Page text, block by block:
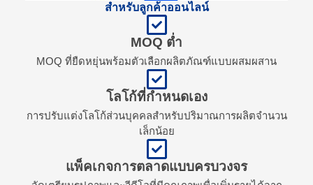
สำหรับลูกค้าออนไลน์
MOQ ต่ำ
MOQ ที่ยืดหยุ่นพร้อมตัวเลือกผลิตภัณฑ์แบบผสมผสาน
โลโก้ที่กำหนดเอง
การปรับแต่งโลโก้ส่วนบุคคลสำหรับปริมาณการผลิตจำนวน
เล็กน้อย
แพ็คเกจการตลาดแบบครบวงจร